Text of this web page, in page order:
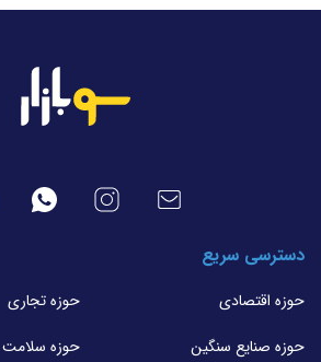
دسترسی سریع
حوزه اقتصادی
حوزه تجاری
حوزه صنایع سنگین
حوزه سلامت